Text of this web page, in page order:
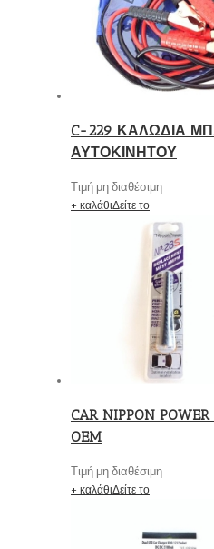
C-229 ΚΑΛΩΔΙΑ
ΑΥΤΟΚΙΝΗΤΟΥ
Τιμή μη διαθέσιμη
+ καλάθιΔείτε το
CAR NIPPON
OEM
Τιμή μη διαθέσιμη
+ καλάθιΔείτε το